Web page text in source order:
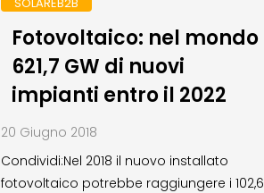
Fotovoltaico: nel mondo
621,7 GW di nuovi
impianti entro il 2022
20 Giugno 2018
Condividi:Nel 2018 il nuovo installato
fotovoltaico potrebbe raggiungere i 102,6